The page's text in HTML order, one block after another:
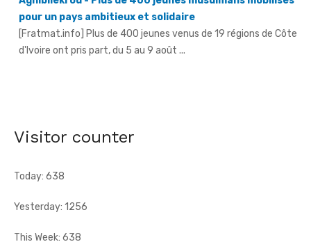
[Fratmat.info] Plus de 400 jeunes venus de 19 régions de Côte
d'Ivoire ont pris part, du 5 au 9 août ...
maîtrise pour renverser la Côte d'Ivoire (2-1), samedi, en
Visitor counter
Today: 638
Yesterday: 1256
This Week: 638